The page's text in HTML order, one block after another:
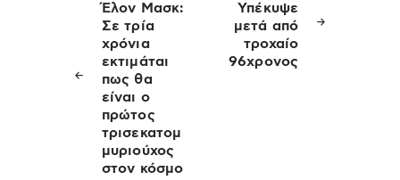
άρθρων
Έλον Μασκ:
Σε τρία
χρόνια
εκτιμάται
πως θα
είναι ο
πρώτος
τρισεκατομ
μυριούχος
στον κόσμο
Υπέκυψε
μετά από
τροχαίο
96χρονος